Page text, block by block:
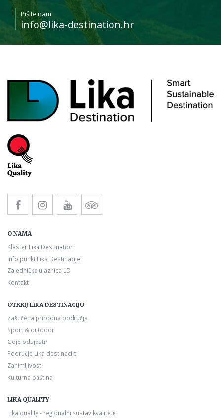
Pišite nam
info@lika-destination.hr
O NAMA
Klaster Lika Destination
Info punkt Lika Destinacije
Zajednička ulaznica LD
Kontakt
OTKRIJ LIKA DESTINACIJU
Zaštićena prirodna područja
Sport & outdoor
Gdje odsjesti?
Područje Lika destinacije
Zanimljivosti
Kulturna baština
LIKA QUALITY
Lika quality - regionalni sustav kvalitete